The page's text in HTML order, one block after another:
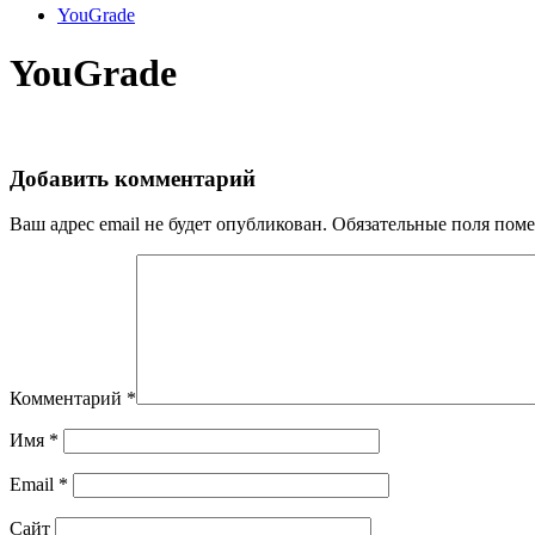
YouGrade
YouGrade
Добавить комментарий
Ваш адрес email не будет опубликован. Обязательные поля
Комментарий *
Имя *
Email *
Сайт